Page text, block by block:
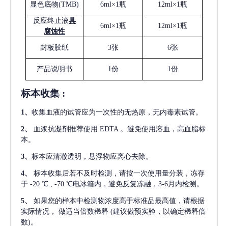
显色底物(TMB) 6ml×1瓶 12ml×1瓶
反应终止液具
腐蚀性
6ml×1瓶 12ml×1瓶
封板胶纸 3张 6张
产品说明书 1份 1份
标本收集 :
1、 收集血液的试管应为一次性的无热原，无内毒素试管。
2、 血浆抗凝剂推荐使用 EDTA 。避免使用溶血，高血脂标
本。
3、 标本应清澈透明，悬浮物应离心去除。
4、
标本收集后若不及时检测，请按一次使用量分装，冻存
于 -20 ℃ , -70 ℃电冰箱内，避免反复冻融，3-6月内检测。
5、
如果您的样本中检测物浓度高于标准品最高值，请根据
实际情况，
做适当倍数稀释 (建议做预实验，以确定稀释倍
数)。